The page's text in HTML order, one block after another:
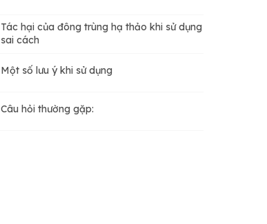
Tác hại của đông trùng hạ thảo khi sử dụng
sai cách
Một số lưu ý khi sử dụng
Câu hỏi thường gặp: